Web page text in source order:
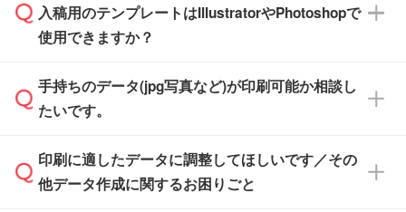
※沖縄・離島は追加日数がかかります。
また、「データ作成サービス
せいただければ、弊社にて無料でデザインデー
タを1点作成いたします。
ザインソフトでこだわりのデザインを作成した
い方は、完全データ入稿
積・ご注文フォームにアップロードしてご入稿
ください。
ご入稿後は経験豊富なスタッフがデータに不備
がないかチェックし、お客様と確認してから印
刷に進みますので、ご安心ください。
入稿用のテンプレートはIllustratorやPhotoshopで
使用できますか？
一部商品は入稿用テンプレートのご用意があり
ます。各商品ページの『印刷方法・テンプレー
入稿用のテンプレートはPDF形式ですが、
IllustratorやPhotoshopで開いてご利用いただけ
手持ちのデータ(jpg写真など)が印刷可能か相談し
たいです。
印刷に適したデータ・解像度かどうか、担当ス
タッフが事前に確認いたします。
印刷に適したデータに調整してほしいです／その
他データ作成に関するお困りごと